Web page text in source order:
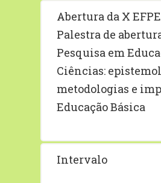
Abertura da X
Palestra de
Pesquisa em
Ciências:
metodologias e
Educação Básica
Intervalo